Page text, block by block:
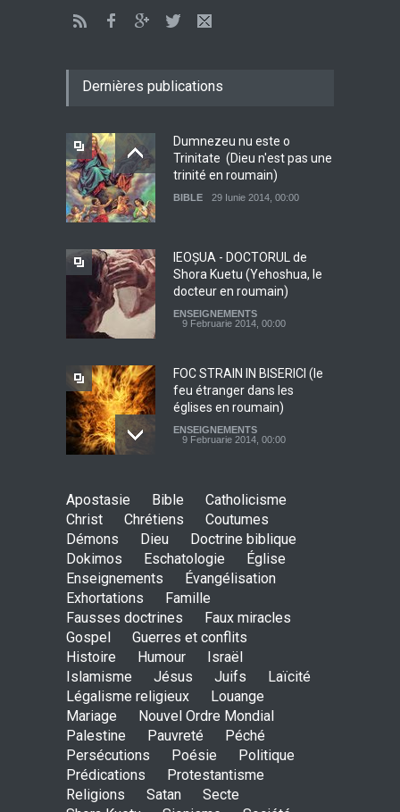
Dernières publications
Dumnezeu nu este o
Trinitate (Dieu n'est pas une
trinité en roumain)
BIBLE 29 Iunie 2014, 00:00
IEOŞUA - DOCTORUL de
Shora Kuetu (Yehoshua, le
docteur en roumain)
ENSEIGNEMENTS
9 Februarie 2014, 00:00
FOC STRAIN IN BISERICI (le
feu étranger dans les
églises en roumain)
ENSEIGNEMENTS
9 Februarie 2014, 00:00
Shora KUETU (Dieu notre
père en roumain)
ENSEIGNEMENTS
9 Februarie 2014, 00:00
Apostasie Bible
Catholicisme
Christ
Chrétiens
Coutumes
Démons
Dieu
Doctrine biblique
Dokimos
Eschatologie
Église
Enseignements
Évangélisation
Exhortations
Famille
Fausses doctrines
Faux miracles
Gospel
Guerres et conflits
Histoire
Humour
Israël
Islamisme
Jésus Juifs
Laïcité
Légalisme religieux
Louange
Mariage
Nouvel Ordre Mondial
Palestine
Pauvreté
Péché
Persécutions
Poésie
Politique
Prédications
Protestantisme
Religions
Satan
Secte